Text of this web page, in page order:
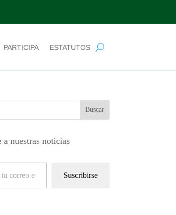
PARTICIPA ESTATUTOS
a nuestras noticias
Suscribirse